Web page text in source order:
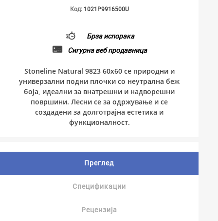
Код: 1021P9916500U
Брза испорака
Сигурна веб продавница
Stoneline Natural 9823 60x60 се природни и
универзални подни плочки со неутрална беж
боја, идеални за внатрешни и надворешни
површини. Лесни се за одржување и се
создадени за долготрајна естетика и
функционалност.
Преглед
Спецификации
Рецензија